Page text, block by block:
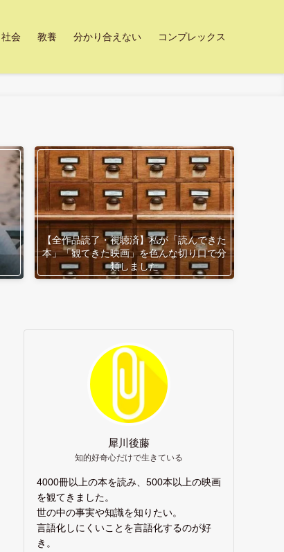
社会 教養 分かり合えない コンプレックス
【全作品読了・視聴済】私が「読んできた
本」「観てきた映画」を色んな切り口で分
類しました
犀川後藤
知的好奇心だけで生きている
4000冊以上の本を読み、500本以上の映画
を観てきました。
世の中の事実や知識を知りたい。
言語化しにくいことを言語化するのが好
き。